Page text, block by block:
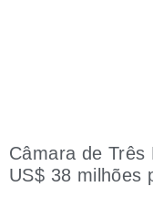
Câmara de
US$ 38 milhões